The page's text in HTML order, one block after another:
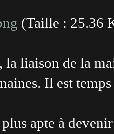
(Taille : 25.36
la liaison de la
Il est
apte à